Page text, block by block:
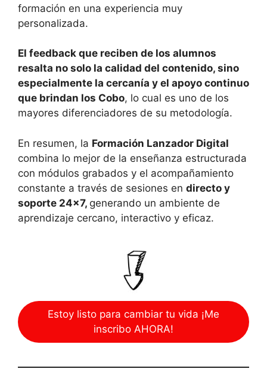
formación en una experiencia muy
personalizada.
El feedback que reciben de los alumnos
resalta no solo la calidad del contenido, sino
especialmente la cercanía y el apoyo continuo
que brindan los Cobo, lo cual es uno de los
mayores diferenciadores de su metodología.
En resumen, la Formación Lanzador Digital
combina lo mejor de la enseñanza estructurada
con módulos grabados y el acompañamiento
constante a través de sesiones en directo y
soporte 24×7, generando un ambiente de
aprendizaje cercano, interactivo y eficaz.
Estoy listo para cambiar tu vida ¡Me
inscribo AHORA!